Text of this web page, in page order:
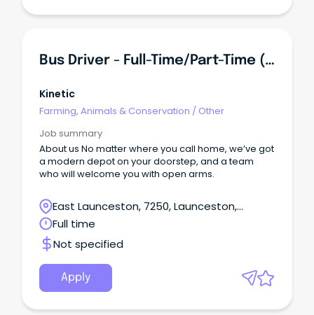
ザ ワーキングホリデー / 学生 / 永住 / 市民権 詳細を見る
気のドッグサロンです。 トリマー同士も助け合いなが
ら、無理なく働ける環境を大切にしています。 【募集内
Sunshine Coast（QLD） ・時給：$27~（経験考慮） ・
勤務日数／時間：相談可 ・犬種：小〜中型犬中心 経験者
の方歓迎。 ブランクのある方、ワーホリ・学生さんもご
相談ください。 Sunshine Coastでの勤務に興味がある
方も大歓迎です🌴 ご興味のある方は、お気軽にメッセー
ジください☺️ Line : knmpsy 周辺エリアの求人 周辺エリ
アの求人をマップから探す Pick Up 医療／保険 歯ぐきか
ら血が出る？歯周病の初期症状と治療法を解説 Jams.TV
ー新空港×新都市で注目の投資エリアとは？ Orion Star
Property 2026.07.30 不動産／住宅／引越 オーストラリ
アのリフォーム・リノベーション費用を徹底解説
Jams.TV PR 2026.07.28 美容／健康 初めての方も安心指
PR 2026.07.27 教育／留学／習い事 オーストラリアで永
住権につながる学校・仕事・進学先を徹底解説 Jams.TV
PR 2026.07.22 美容／健康 初回限定ネイル98ドル！シド
ニーCBDで通えるネイル＆まつパ Jams.TV PR
Bus Driver - Full-Time/Part-Time (Fixed Term)
Kinetic
Farming, Animals & Conservation / Other
Job summary
About us No matter where you call home, we’ve got
a modern depot on your doorstep, and a team
who will welcome you with open arms.
East Launceston, 7250, Launceston,
Tasmania
Full time
Not specified
Apply